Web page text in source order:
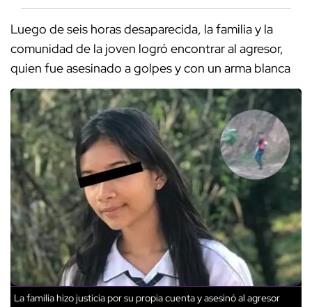
Luego de seis horas desaparecida, la familia y la
comunidad de la joven logró encontrar al agresor,
quien fue asesinado a golpes y con un arma blanca
La familia hizo justicia por su propia cuenta y asesinó al agresor